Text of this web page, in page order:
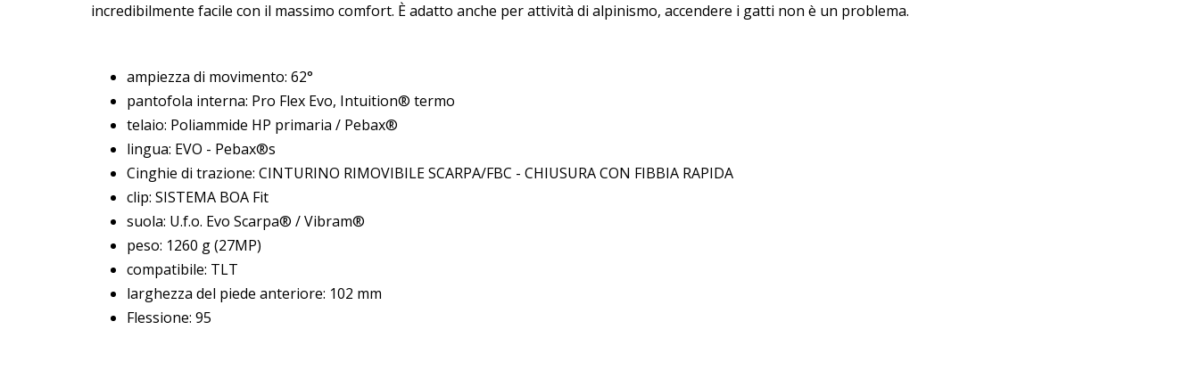
incredibilmente facile con il massimo comfort. È adatto anche per attività di alpinismo, accendere i gatti non è un problema.
ampiezza di movimento: 62°
pantofola interna: Pro Flex Evo, Intuition® termo
telaio: Poliammide HP primaria / Pebax®
lingua: EVO - Pebax®s
Cinghie di trazione: CINTURINO RIMOVIBILE SCARPA/FBC - CHIUSURA CON FIBBIA RAPIDA
clip: SISTEMA BOA Fit
suola: U.f.o. Evo Scarpa® / Vibram®
peso: 1260 g (27MP)
compatibile: TLT
larghezza del piede anteriore: 102 mm
Flessione: 95